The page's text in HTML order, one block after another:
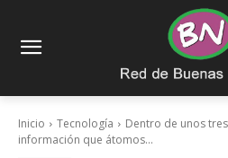
Inicio Tecnología
Dentro de unos
información que átomos...